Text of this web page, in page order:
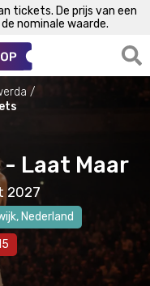
tickets. De prijs van een
nominale waarde.
Laat Maar
2027
, Nederland